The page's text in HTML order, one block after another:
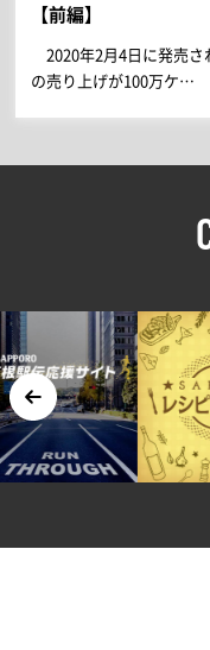
【前編】
2020年2月4日に発売さ
の売り上げが100万ケ…